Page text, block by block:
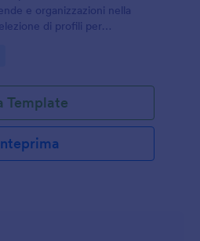
e organizzazioni nella
di profili per
Template